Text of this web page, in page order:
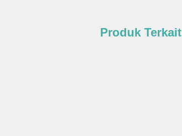
Produk Terkait